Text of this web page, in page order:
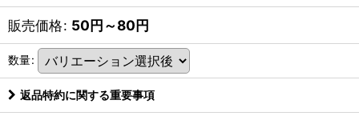
販売価格: 50円～80円
数量:
返品特約に関する重要事項